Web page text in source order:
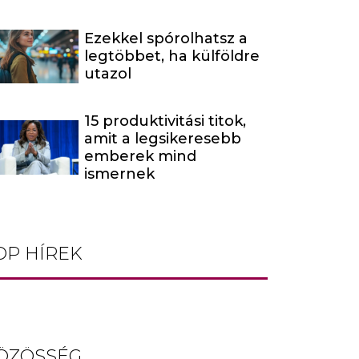
Ezekkel spórolhatsz a
legtöbbet, ha külföldre
utazol
15 produktivitási titok,
amit a legsikeresebb
emberek mind
ismernek
HÍREK